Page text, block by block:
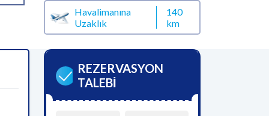
Havalimanına
Uzaklık
140
km
REZERVASYON
TALEBİ